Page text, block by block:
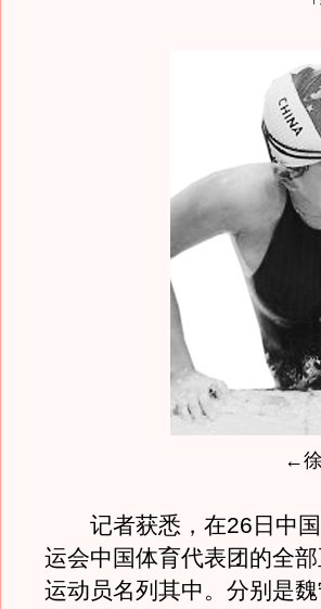
←
记者获悉，在26日中国
运会中国体育代表团的全
运动员名列其中。分别是